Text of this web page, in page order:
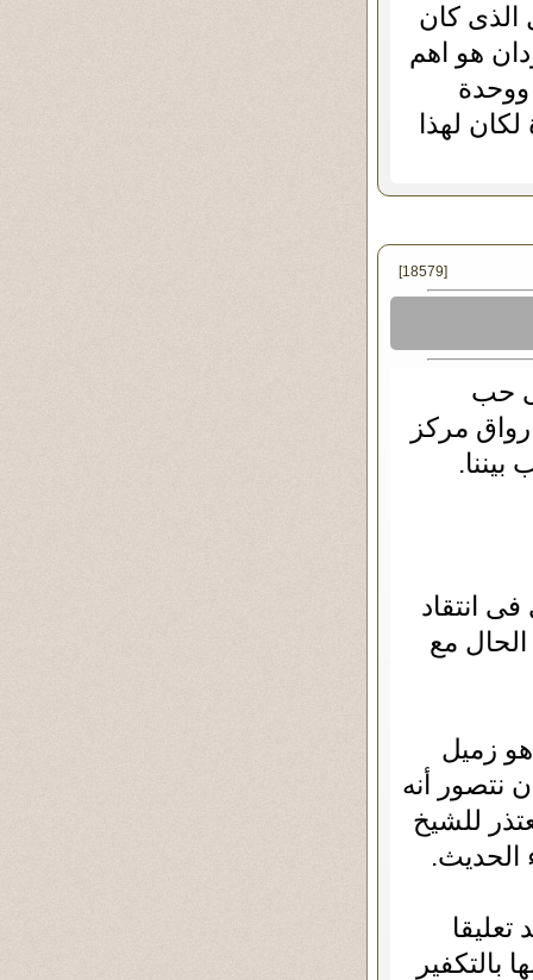
الذى كان
و السودان هو اهم
ووحدة
لهذا
[18579]
حب
مركز
انتقاد
مع
زميل
نتصور أنه
للشيخ
الحديث.